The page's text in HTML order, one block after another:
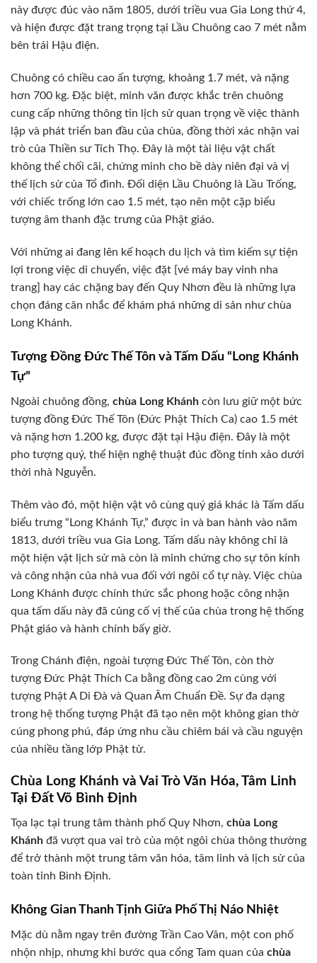
này được đúc vào năm 1805, dưới triều vua Gia Long thứ 4,
và hiện được đặt trang trọng tại Lầu Chuông cao 7 mét nằm
bên trái Hậu điện.
Chuông có chiều cao ấn tượng, khoảng 1.7 mét, và nặng
hơn 700 kg. Đặc biệt, minh văn được khắc trên chuông
cung cấp những thông tin lịch sử quan trọng về việc thành
lập và phát triển ban đầu của chùa, đồng thời xác nhận vai
trò của Thiền sư Tích Thọ. Đây là một tài liệu vật chất
không thể chối cãi, chứng minh cho bề dày niên đại và vị
thế lịch sử của Tổ đình. Đối diện Lầu Chuông là Lầu Trống,
với chiếc trống lớn cao 1.5 mét, tạo nên một cặp biểu
tượng âm thanh đặc trưng của Phật giáo.
Với những ai đang lên kế hoạch du lịch và tìm kiếm sự tiện
lợi trong việc di chuyển, việc đặt [vé máy bay vinh nha
trang] hay các chặng bay đến Quy Nhơn đều là những lựa
chọn đáng cân nhắc để khám phá những di sản như chùa
Long Khánh.
Tượng Đồng Đức Thế Tôn và Tấm Dấu “Long Khánh
Tự”
Ngoài chuông đồng, chùa Long Khánh còn lưu giữ một bức
tượng đồng Đức Thế Tôn (Đức Phật Thích Ca) cao 1.5 mét
và nặng hơn 1.200 kg, được đặt tại Hậu điện. Đây là một
pho tượng quý, thể hiện nghệ thuật đúc đồng tinh xảo dưới
thời nhà Nguyễn.
Thêm vào đó, một hiện vật vô cùng quý giá khác là Tấm dấu
biểu trưng “Long Khánh Tự,” được in và ban hành vào năm
1813, dưới triều vua Gia Long. Tấm dấu này không chỉ là
một hiện vật lịch sử mà còn là minh chứng cho sự tôn kính
và công nhận của nhà vua đối với ngôi cổ tự này. Việc chùa
Long Khánh được chính thức sắc phong hoặc công nhận
qua tấm dấu này đã củng cố vị thế của chùa trong hệ thống
Phật giáo và hành chính bấy giờ.
Trong Chánh điện, ngoài tượng Đức Thế Tôn, còn thờ
tượng Đức Phật Thích Ca bằng đồng cao 2m cùng với
tượng Phật A Di Đà và Quan Âm Chuẩn Đề. Sự đa dạng
trong hệ thống tượng Phật đã tạo nên một không gian thờ
cúng phong phú, đáp ứng nhu cầu chiêm bái và cầu nguyện
của nhiều tầng lớp Phật tử.
Chùa Long Khánh và Vai Trò Văn Hóa, Tâm Linh
Tại Đất Võ Bình Định
Tọa lạc tại trung tâm thành phố Quy Nhơn, chùa Long
Khánh đã vượt qua vai trò của một ngôi chùa thông thường
để trở thành một trung tâm văn hóa, tâm linh và lịch sử của
toàn tỉnh Bình Định.
Không Gian Thanh Tịnh Giữa Phố Thị Náo Nhiệt
Mặc dù nằm ngay trên đường Trần Cao Vân, một con phố
nhộn nhịp, nhưng khi bước qua cổng Tam quan của chùa